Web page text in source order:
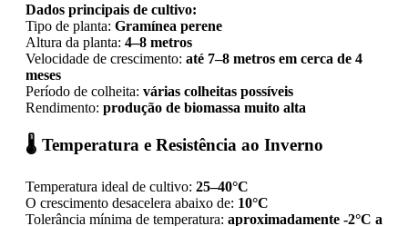
Dados principais de cultivo:
Tipo de planta: Gramínea perene
Altura da planta: 4–8 metros
Velocidade de crescimento: até 7–8 metros em cerca de 4
meses
Período de colheita: várias colheitas possíveis
Rendimento: produção de biomassa muito alta
🌡️ Temperatura e Resistência ao Inverno
Temperatura ideal de cultivo: 25–40°C
O crescimento desacelera abaixo de: 10°C
Tolerância mínima de temperatura: aproximadamente -2°C a